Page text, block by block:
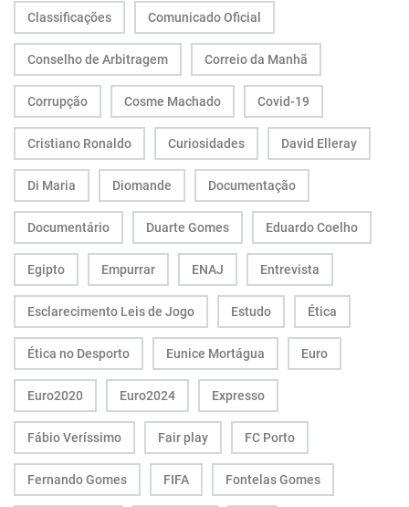
Classificações Comunicado Oficial
Conselho de Arbitragem Correio da Manhã
Corrupção Cosme Machado Covid-19
Cristiano Ronaldo Curiosidades David Elleray
Di Maria Diomande Documentação
Documentário Duarte Gomes Eduardo Coelho
Egipto Empurrar ENAJ Entrevista
Esclarecimento Leis de Jogo Estudo Ética
Ética no Desporto Eunice Mortágua Euro
Euro2020 Euro2024 Expresso
Fábio Veríssimo Fair play FC Porto
Fernando Gomes FIFA Fontelas Gomes